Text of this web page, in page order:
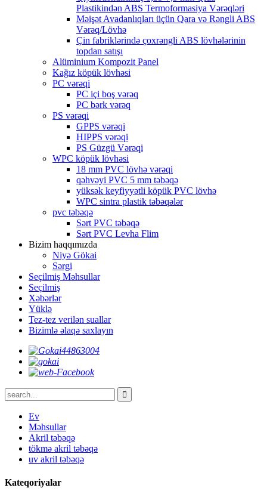
Plastikindən ABS Termoformasiya Vərəqləri
Məişət Avadanlıqları üçün Qara və Rəngli ABS
Vərəq/Lövhə
Çin fabriklərində çoxrəngli ABS lövhələrinin
topdan satışı
Alüminium Kompozit Panel
Kağız köpük lövhəsi
PC vərəqi
PC içi boş vərəq
PC bərk vərəq
PS vərəqi
GPPS vərəqi
HIPPS vərəqi
PS Güzgü Vərəqi
WPC köpük lövhəsi
18 mm PVC lövhə vərəqi
qəhvəyi PVC 5 mm təbəqə
yüksək keyfiyyətli köpük PVC lövhə
WPC sintra plastik təbəqələr
pvc təbəqə
Sərt PVC təbəqə
Sərt PVC Levha Flim
Bizim haqqımızda
Niyə Gökai
Sərgi
Seçilmiş Məhsullar
Seçilmiş
Xəbərlər
Yüklə
Tez-tez verilən suallar
Bizimlə əlaqə saxlayın
Ev
Məhsullar
Akril təbəqə
tökmə akril təbəqə
uv akril təbəqə
Kateqoriyalar